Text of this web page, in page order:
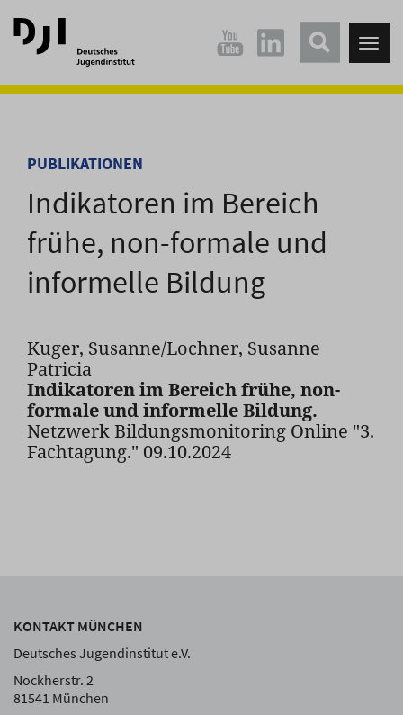
Direkt
zum
Hauptinhalt
Direkt
zum
Hauptmenü
PUBLIKATIONEN
Indikatoren im Bereich
frühe, non-formale und
informelle Bildung
Kuger, Susanne/Lochner, Susanne
Patricia
Indikatoren im Bereich frühe, non-
formale und informelle Bildung.
Netzwerk Bildungsmonitoring Online "3.
Fachtagung." 09.10.2024
KONTAKT MÜNCHEN
Deutsches Jugendinstitut e.V.
Nockherstr. 2
81541 München